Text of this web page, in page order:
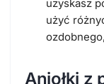
uzyskasz
użyć
Aniołki z